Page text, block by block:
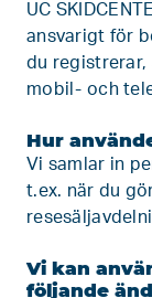
UC
ansvarigt för
du registrerar,
mobil- och
Hur
Vi samlar in
t.ex. när du
Vi kan
följande